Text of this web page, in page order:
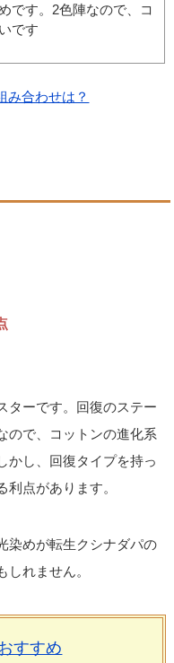
です。2色陣なので、コ
です
み合わせは？
ターです。回復のステー
ので、コットンの進化系
かし、回復タイプを持っ
点があります。
染めが転生クシナダパの
しれません。
すすめ